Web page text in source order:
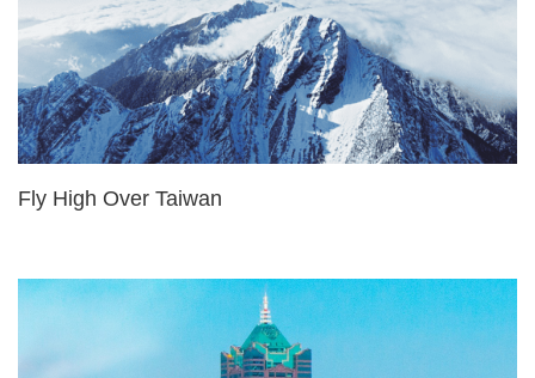
Fly High Over Taiwan